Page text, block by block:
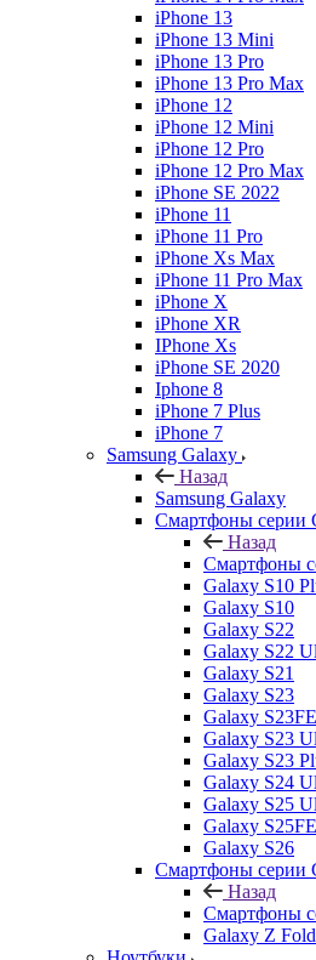
iPhone 13
iPhone 13 Mini
iPhone 13 Pro
iPhone 13 Pro Max
iPhone 12
iPhone 12 Mini
iPhone 12 Pro
iPhone 12 Pro Max
iPhone SE 2022
iPhone 11
iPhone 11 Pro
iPhone Xs Max
iPhone 11 Pro Max
iPhone X
iPhone XR
IPhone Xs
iPhone SE 2020
Iphone 8
iPhone 7 Plus
iPhone 7
Samsung Galaxy
Назад
Samsung Galaxy
Смартфоны серии
Назад
Смартфоны
Galaxy S10
Galaxy S10
Galaxy S22
Galaxy S22
Galaxy S21
Galaxy S23
Galaxy S23FE
Galaxy S23
Galaxy S23
Galaxy S24
Galaxy S25
Galaxy S25FE
Galaxy S26
Смартфоны серии
Назад
Смартфоны
Galaxy Z